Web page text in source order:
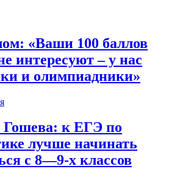
«Ваши 100 баллов
интересуют – у нас
и олимпиадники»
Гошева: к ЕГЭ по
лучше начинать
с 8—9-х классов